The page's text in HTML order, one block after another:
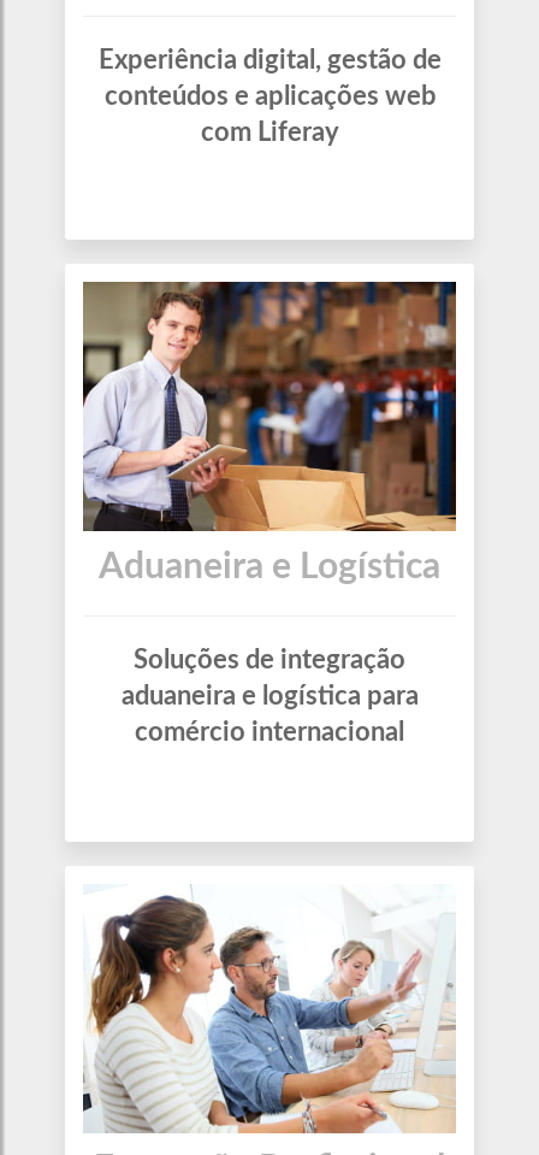
Experiência digital, gestão de
conteúdos e aplicações web
com Liferay
Aduaneira e Logística
Soluções de integração
aduaneira e logística para
comércio internacional